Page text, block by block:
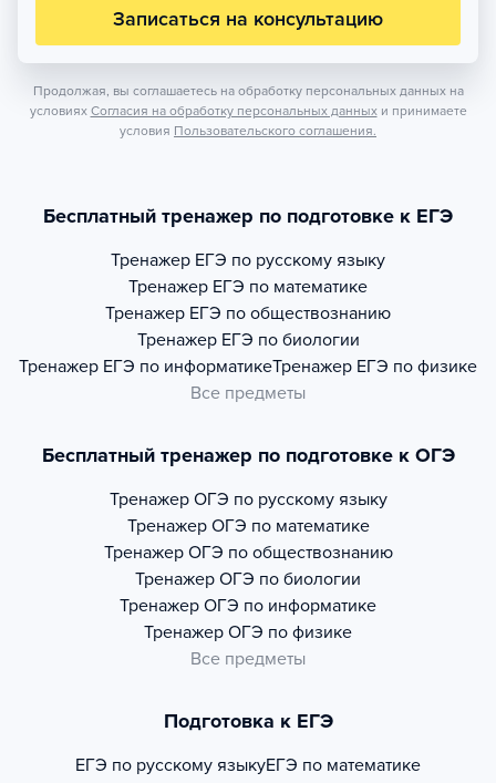
Записаться на консультацию
Продолжая, вы соглашаетесь на обработку персональных данных на
условиях Согласия на обработку персональных данных и принимаете
условия Пользовательского соглашения.
Бесплатный тренажер по подготовке к ЕГЭ
Тренажер ЕГЭ по русскому языку
Тренажер ЕГЭ по математике
Тренажер ЕГЭ по обществознанию
Тренажер ЕГЭ по биологии
Тренажер ЕГЭ по информатикеТренажер ЕГЭ по физике
Все предметы
Бесплатный тренажер по подготовке к ОГЭ
Тренажер ОГЭ по русскому языку
Тренажер ОГЭ по математике
Тренажер ОГЭ по обществознанию
Тренажер ОГЭ по биологии
Тренажер ОГЭ по информатике
Тренажер ОГЭ по физике
Все предметы
Подготовка к ЕГЭ
ЕГЭ по русскому языкуЕГЭ по математике